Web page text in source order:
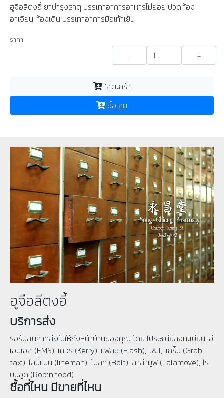
ฮูจือลีตงอี้ ยาบำรุงธาตุ บรรเทาอาการอาหารไม่ย่อย ปวดท้อง
อาเจียน ท้องเดิน บรรเทาอาการมือเท้าเย็น
ราคา
- +
ใส่ตะกร้า
ซื้อเลย
ฮูจือลีตงอี้
บริการส่ง
รอรับสินค้าที่ส่งไปให้ถึงหน้าบ้านของคุณ โดย ไปรษณีย์ลงทะเบียน, อี
เอมเอส (EMS), เคอรี่ (Kerry), แฟลช (Flash), J&T, แกร็บ (Grab
taxi), ไลน์แมน (lineman), โบลท์ (Bolt), ลาล่ามูฟ (Lalamove), โร
บินฮูด (Robinhood).
ซื้อที่ไหน มีขายที่ไหน